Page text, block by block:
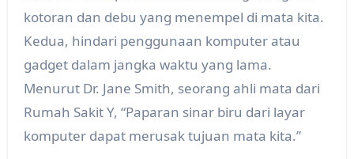
kotoran dan debu yang menempel di mata kita.
Kedua, hindari penggunaan komputer atau
gadget dalam jangka waktu yang lama.
Menurut Dr. Jane Smith, seorang ahli mata dari
Rumah Sakit Y, “Paparan sinar biru dari layar
komputer dapat merusak tujuan mata kita.”